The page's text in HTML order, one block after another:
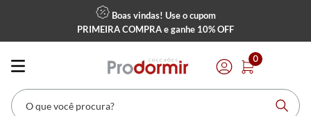
Boas vindas! Use o cupom
PRIMEIRA COMPRAe ganhe 10% OFF
0
O que você procura?